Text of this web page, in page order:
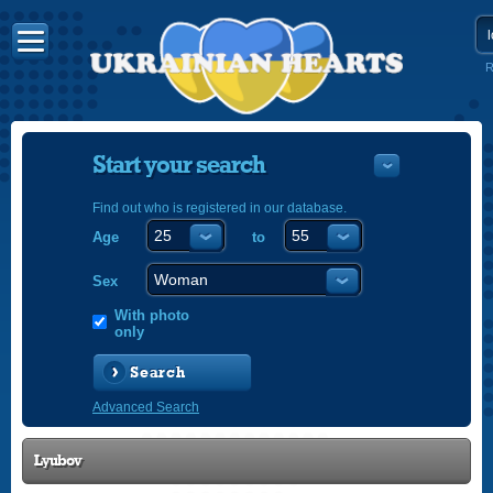
Start your search
Find out who is registered in our database.
Age to
Sex
With photo
only
Search
Advanced Search
Lyubov